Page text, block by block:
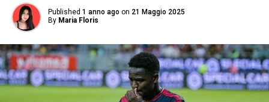
Published 1 anno ago on 21 Maggio 2025
By Maria Floris